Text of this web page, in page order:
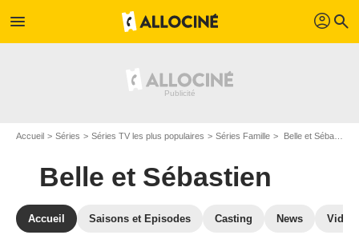
menu profil search
Accueil Séries Séries TV les plus populaires Séries Famille Belle et Sébastien
Belle et Sébastien
Accueil Saisons et Episodes Casting News